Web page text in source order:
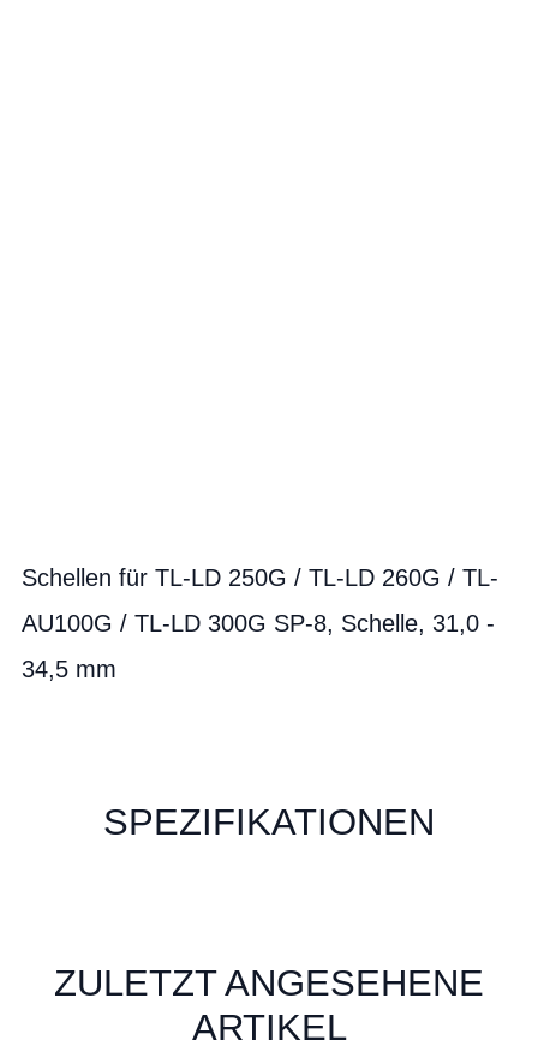
Schellen für TL-LD 250G / TL-LD 260G / TL-
AU100G / TL-LD 300G SP-8, Schelle, 31,0 -
34,5 mm
SPEZIFIKATIONEN
ZULETZT ANGESEHENE
ARTIKEL